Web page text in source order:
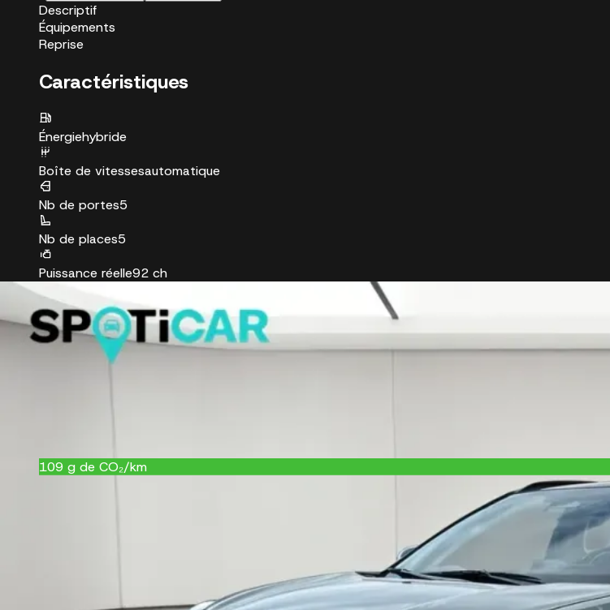
Descriptif
Équipements
Reprise
Caractéristiques
Énergiehybride
Boîte de vitessesautomatique
Nb de portes5
Nb de places5
Puissance réelle92 ch
Puissance fiscale5 CV
Couleurvert
109 g de CO₂/km